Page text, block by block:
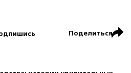
Поделиться